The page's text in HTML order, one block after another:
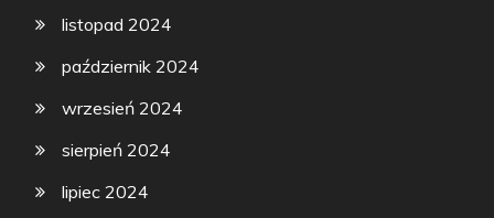
listopad 2024
październik 2024
wrzesień 2024
sierpień 2024
lipiec 2024